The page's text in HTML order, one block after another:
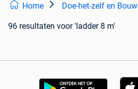
Home Doe-het-zelf en Bouw
96 resultaten voor 'ladder 8 m'